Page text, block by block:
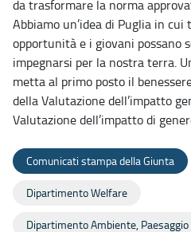
da trasformare la norma
Abbiamo un’idea di Puglia in
opportunità e i giovani possano
impegnarsi per la nostra terra.
metta al primo posto il
della Valutazione dell’impatto
Valutazione dell’impatto di
Comunicati stampa della Giunta
Dipartimento Welfare
Dipartimento Ambiente,